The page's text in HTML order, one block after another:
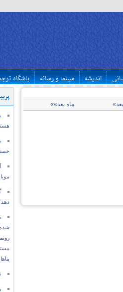
اندیشه سینما و رسانه باشگاه
شده
ماه بعد»»